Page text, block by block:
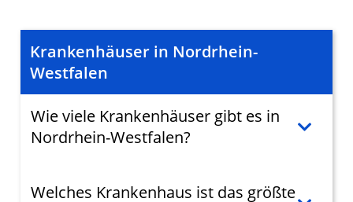
Krankenhäuser in Nordrhein-
Westfalen
Wie viele Krankenhäuser gibt es in
Nordrhein-Westfalen?
Welches Krankenhaus ist das größte
von Inhalten
IAB-Besonderheiten:
Geräte anhand von aktiv angeforderten
Informationen identifizieren
Notwendig